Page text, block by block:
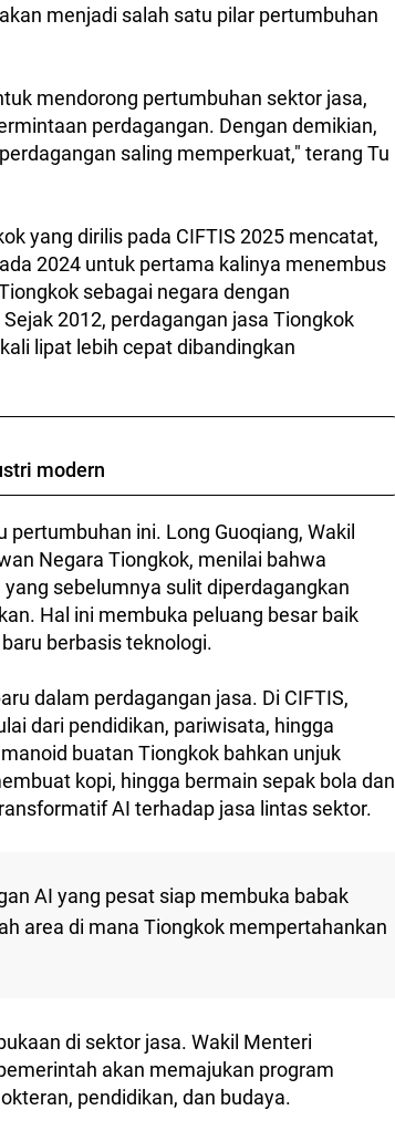
menjadi salah satu pilar pertumbuhan
mendorong pertumbuhan sektor jasa,
perdagangan. Dengan demikian,
saling memperkuat," terang Tu
yang dirilis pada CIFTIS 2025 mencatat,
2024 untuk pertama kalinya menembus
sebagai negara dengan
2012, perdagangan jasa Tiongkok
lipat lebih cepat dibandingkan
modern
ini. Long Guoqiang, Wakil
Negara Tiongkok, menilai bahwa
sebelumnya sulit diperdagangkan
Hal ini membuka peluang besar baik
berbasis teknologi.
dalam perdagangan jasa. Di CIFTIS,
dari pendidikan, pariwisata, hingga
buatan Tiongkok bahkan unjuk
kopi, hingga bermain sepak bola dan
AI terhadap jasa lintas sektor.
AI yang pesat siap membuka babak
area di mana Tiongkok mempertahankan
di sektor jasa. Wakil Menteri
akan memajukan program
pendidikan, dan budaya.